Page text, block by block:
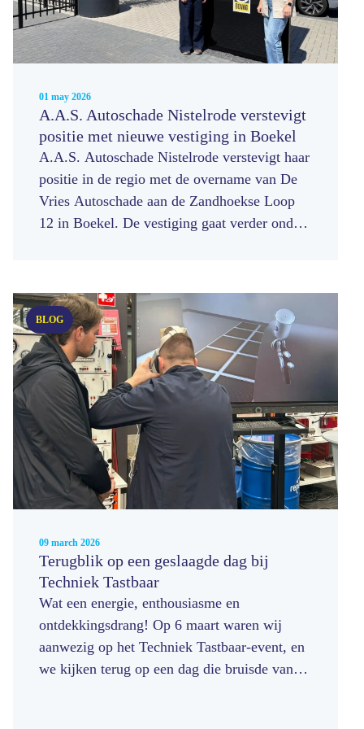
01 may 2026
A.A.S. Autoschade Nistelrode verstevigt
positie met nieuwe vestiging in Boekel
A.A.S. Autoschade Nistelrode verstevigt haar
positie in de regio met de overname van De
Vries Autoschade aan de Zandhoekse Loop
12 in Boekel. De vestiging gaat verder onder
BLOG
09 march 2026
Terugblik op een geslaagde dag bij
Techniek Tastbaar
Wat een energie, enthousiasme en
ontdekkingsdrang! Op 6 maart waren wij
aanwezig op het Techniek Tastbaar‑event, en
we kijken terug op een dag die bruisde van